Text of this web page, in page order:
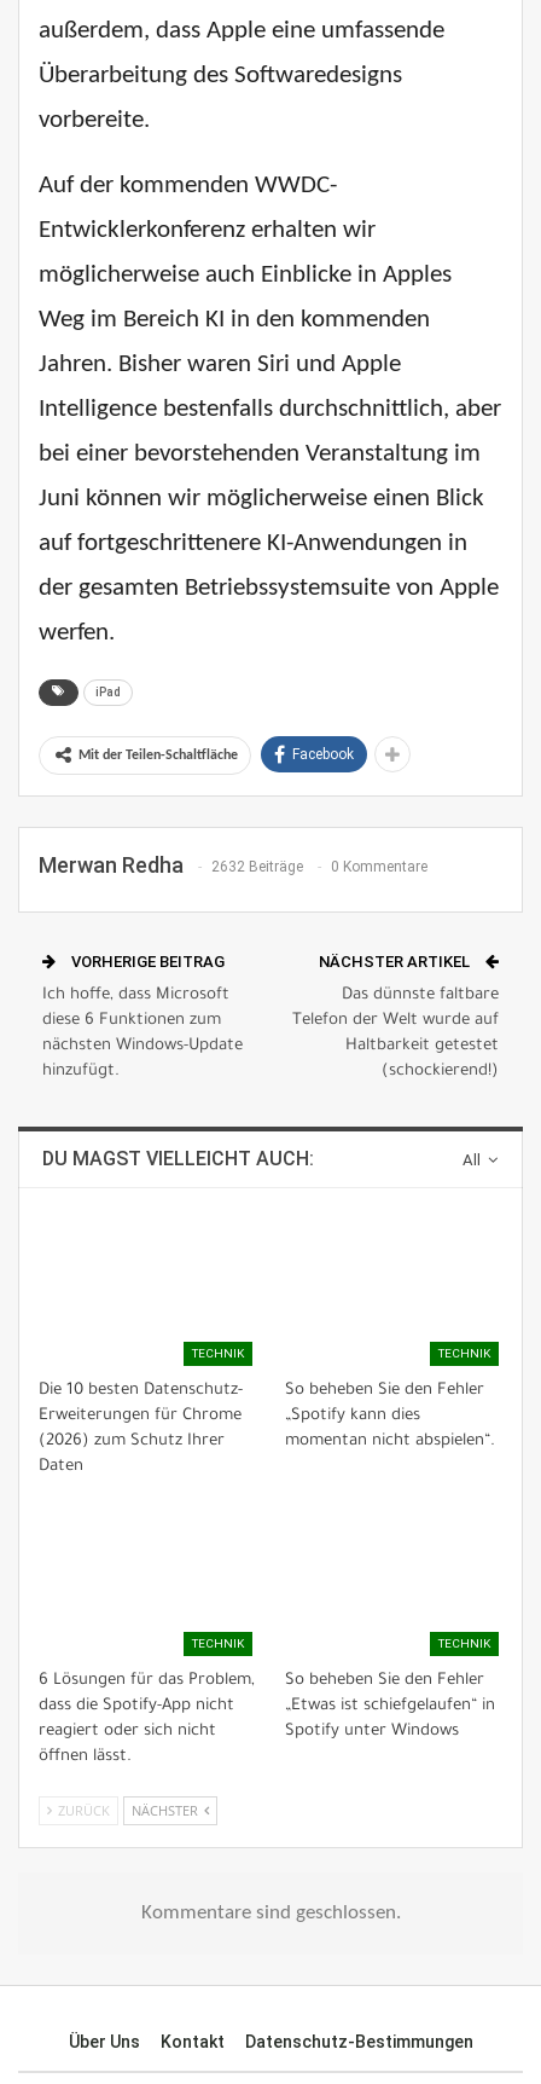
außerdem, dass Apple eine umfassende
Überarbeitung des Softwaredesigns
vorbereite.
Auf der kommenden WWDC-
Entwicklerkonferenz erhalten wir
möglicherweise auch Einblicke in Apples
Weg im Bereich KI in den kommenden
Jahren. Bisher waren Siri und Apple
Intelligence bestenfalls durchschnittlich, aber
bei einer bevorstehenden Veranstaltung im
Juni können wir möglicherweise einen Blick
auf fortgeschrittenere KI-Anwendungen in
der gesamten Betriebssystemsuite von Apple
werfen.
iPad
Mit der Teilen-Schaltfläche Facebook
Merwan Redha 2632 Beiträge 0 Kommentare
VORHERIGE BEITRAG
Ich hoffe, dass Microsoft
diese 6 Funktionen zum
nächsten Windows-Update
hinzufügt.
NÄCHSTER ARTIKEL
Das dünnste faltbare
Telefon der Welt wurde auf
Haltbarkeit getestet
(schockierend!)
All
DU MAGST VIELLEICHT AUCH:
TECHNIK
Die 10 besten Datenschutz-
Erweiterungen für Chrome
(2026) zum Schutz Ihrer
Daten
TECHNIK
So beheben Sie den Fehler
„Spotify kann dies
momentan nicht abspielen“.
TECHNIK
6 Lösungen für das Problem,
dass die Spotify-App nicht
reagiert oder sich nicht
öffnen lässt.
TECHNIK
So beheben Sie den Fehler
„Etwas ist schiefgelaufen“ in
Spotify unter Windows
ZURÜCK NÄCHSTER
Kommentare sind geschlossen.
Über Uns Kontakt Datenschutz-Bestimmungen